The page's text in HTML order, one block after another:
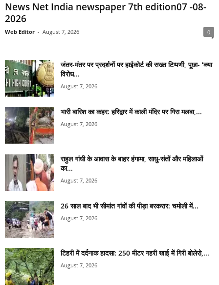
News Net India newspaper 7th edition07 -08-
2026
Web Editor - August 7, 2026 0
जंतर-मंतर पर प्रदर्शनों पर हाईकोर्ट की सख्त टिप्पणी, पूछा- ‘क्या
विरोध...
August 7, 2026
भारी बारिश का कहर: हरिद्वार में काली मंदिर पर गिरा मलबा,...
August 7, 2026
राहुल गांधी के आवास के बाहर हंगामा, साधु-संतों और महिलाओं
का...
August 7, 2026
26 साल बाद भी सीमांत गांवों की पीड़ा बरकरार: चमोली में...
August 7, 2026
टिहरी में दर्दनाक हादसा: 250 मीटर गहरी खाई में गिरी बोलेरो,...
August 7, 2026